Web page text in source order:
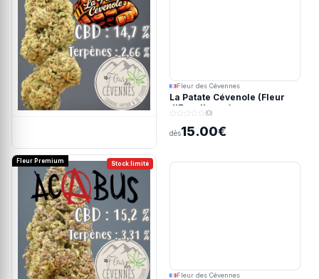
Fleur des Cévennes
La Patate Cévenole (Fleur
d'Excellence)
(0)
dès15.00€
Stock limité
Fleur Premium
Fleur des Cévennes